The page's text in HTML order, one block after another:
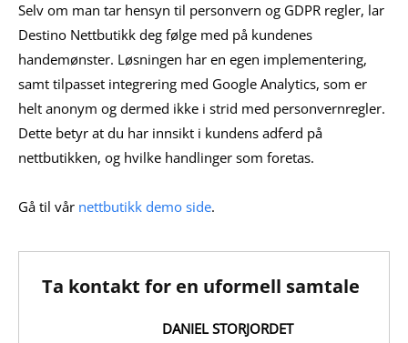
Selv om man tar hensyn til personvern og GDPR regler, lar
Destino Nettbutikk deg følge med på kundenes
handemønster. Løsningen har en egen implementering,
samt tilpasset integrering med Google Analytics, som er
helt anonym og dermed ikke i strid med personvernregler.
Dette betyr at du har innsikt i kundens adferd på
nettbutikken, og hvilke handlinger som foretas.
Gå til vår nettbutikk demo side.
Ta kontakt for en uformell samtale
DANIEL STORJORDET